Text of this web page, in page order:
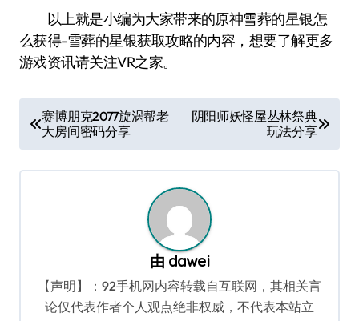
以上就是小编为大家带来的原神雪葬的星银怎
么获得-雪葬的星银获取攻略的内容，想要了解更多
游戏资讯请关注VR之家。
章
导
赛博朋克2077旋涡帮老
大房间密码分享
阴阳师妖怪屋丛林祭典
玩法分享
由 dawei
【声明】：92手机网内容转载自互联网，其相关言
论仅代表作者个人观点绝非权威，不代表本站立